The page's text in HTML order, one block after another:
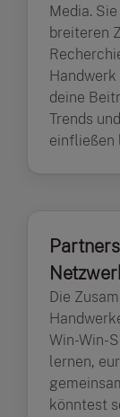
Media.
breiteren
deine
Trends
einfließen
Die
Win-Win-
lernen,
könntest